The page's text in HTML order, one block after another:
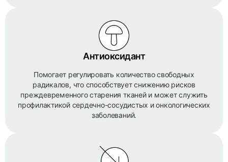
Антиоксидант
Помогает регулировать количество свободных
радикалов, что способствует снижению рисков
преждевременного старения тканей и может служить
профилактикой сердечно-сосудистых и онкологических
заболеваний.